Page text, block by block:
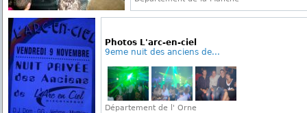
Photos L'arc-en-ciel
9eme nuit des anciens de...
Département de l' Orne